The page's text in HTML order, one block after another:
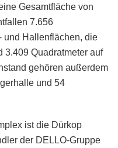
Gesamtfläche von
7.656
und Hallenflächen, die
3.409 Quadratmeter auf
gehören außerdem
und 54
ist die Dürkop
der DELLO-Gruppe